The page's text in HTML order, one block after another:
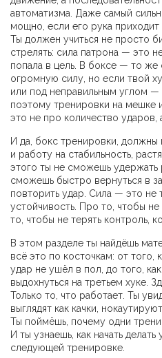
автоматизма
Даже самый
мощно, если его рука
Ты должен учиться не просто
стрелять: сила патрона — это
попала в цель. В боксе — то
огромную силу, но если твой
или под неправильным углом
поэтому тренировки на мешке
это не про количество ударов,
И да, бокс тренировки должны
и работу на стабильность,
этого ты не сможешь удержать
сможешь быстро вернуться в
повторить удар. Сила — это
устойчивость. Про то, чтобы не
то, чтобы не терять контроль,
В этом разделе ты найдёшь
всё это по косточкам: от того,
удар не ушёл в пол, до того,
выдохнуться на третьем хуке.
Только то, что работает. Ты
выглядят как качки,
Ты поймёшь, почему одни
И ты узнаешь, как начать
следующей тренировке.